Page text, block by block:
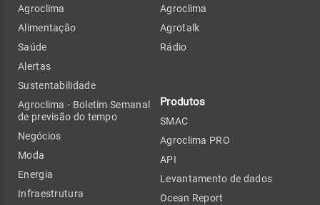
Agroclima
Alimentação
Saúde
Alertas
Sustentabilidade
Agroclima - Boletim Semanal
de previsão do tempo
Negócios
Moda
Energia
Infraestrutura
Agroclima
Agrotalk
Rádio
Produtos
SMAC
Agroclima PRO
API
Levantamento de dados
Ocean Report